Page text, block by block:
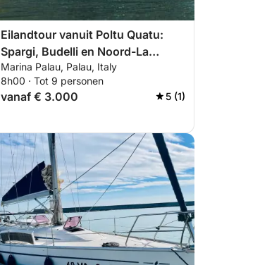
Eilandtour vanuit Poltu Quatu:
Spargi, Budelli en Noord-La
Maddalena
Marina Palau, Palau, Italy
8h00 · Tot 9 personen
vanaf € 3.000 5 (1)